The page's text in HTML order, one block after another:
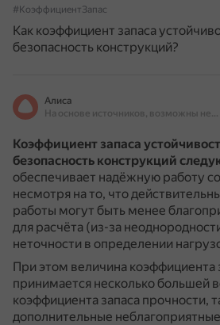
#КоэффициентЗапас
Как коэффициент запаса
безопасность конструкций?
Алиса
На основе источников, возможны неточности
Коэффициент запаса
безопасность конструкций
обеспечивает надёжную работу
несмотря на то, что
работы могут быть менее
для расчёта (из-за
неточности в определении
При этом величина коэффициента
принимается несколько большей
коэффициента запаса прочности,
дополнительные